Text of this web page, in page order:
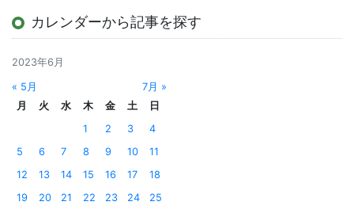
カレンダーから記事を探す
2023年6月
« 5月
7月 »
月
火 水 木 金 土
日
1
2 3
4
5
6 7 8 9 10
11
12
13 14 15 16 17
18
19
20 21 22 23 24
25